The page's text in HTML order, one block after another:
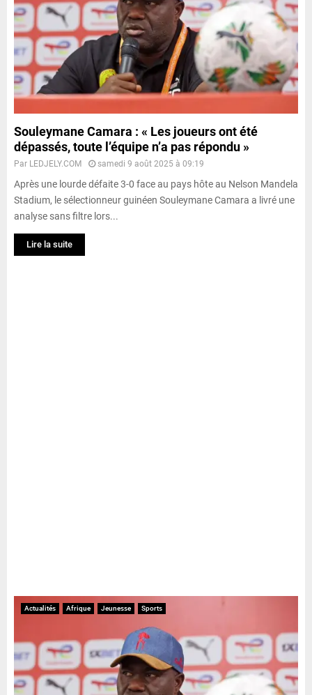
Souleymane Camara : « Les joueurs ont été
dépassés, toute l’équipe n’a pas répondu »
Par LEDJELY.COM samedi 9 août 2025 à 09:19
Après une lourde défaite 3-0 face au pays hôte au Nelson Mandela
Stadium, le sélectionneur guinéen Souleymane Camara a livré une
analyse sans filtre lors...
Lire la suite
Actualités Afrique Jeunesse Sports